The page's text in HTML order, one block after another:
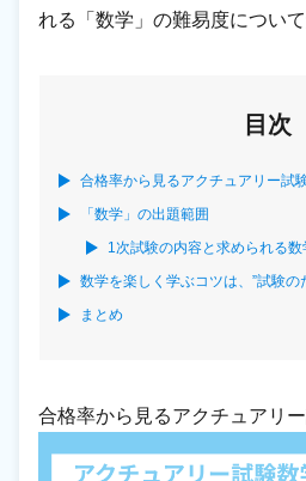
れる「数学」の難易度について
目次
合格率から見るアクチュアリー試
「数学」の出題範囲
1次試験の内容と求められる数
数学を楽しく学ぶコツは、”試験の
まとめ
合格率から見るアクチュアリ